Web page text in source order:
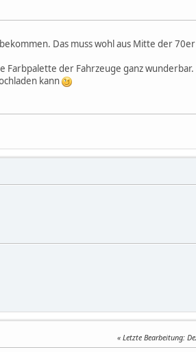
Das muss wohl aus Mitte der
Farbpalette der Fahrzeuge ganz wunderbar.
kann
Letzte Bearbeitung: